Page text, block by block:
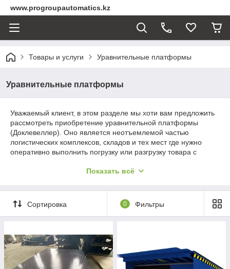
www.progroupautomatics.kz
Товары и услуги Уравнительные платформы
Уравнительные платформы
Уважаемый клиент, в этом разделе мы хоти вам предложить
рассмотреть приобретение уравнительной платформы
(Доклевеллер). Оно является неотъемлемой частью
логистических комплексов, складов и тех мест где нужно
оперативно выполнить погрузку или разгрузку товара с
том что мы предлагаем качественную и сертифицированную
данный продукт в короткое время. Для более подробной
информацией просим Вас обратится к менеджеру проекта.
Показать всё
Сортировка 0 Фильтры